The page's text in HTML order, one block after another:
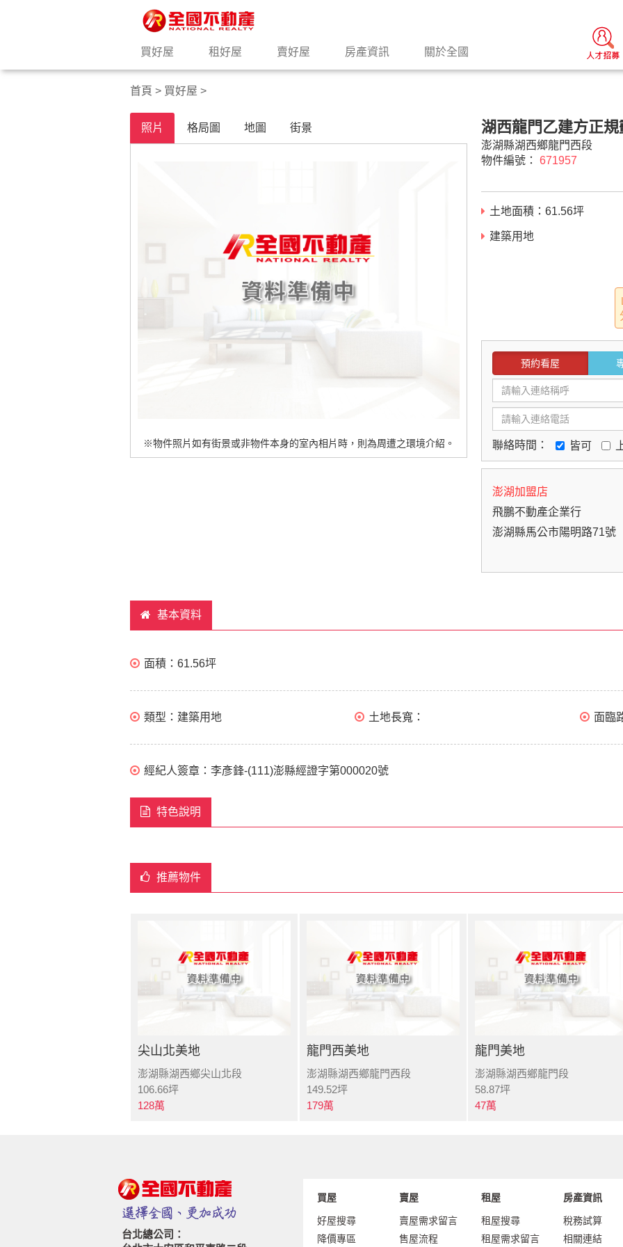
買好屋 租好屋 賣好屋 房產資訊 關於全國
首頁 > 買好屋 >
照片 格局圖 地圖 街景
※物件照片如有街景或非物件本身的室內相片時，則為周遭之環境介紹。
湖西龍門乙建方正規
澎湖縣湖西鄉龍門西段
物件編號： 671957
土地面積： 61.56坪
建築用地
預約看屋
聯絡時間： 皆可
澎湖加盟店
飛鵬不動產企業行
澎湖縣馬公市陽明路71號
基本資料
面積： 61.56坪
類型： 建築用地 土地長寬： 面臨
經紀人簽章： 李彥鋒-(111)澎縣經證字第000020號
特色說明
推薦物件
尖山北美地
澎湖縣湖西鄉尖山北段
106.66坪
128萬
龍門西美地
澎湖縣湖西鄉龍門西段
149.52坪
179萬
龍門美地
澎湖縣湖西鄉龍門段
58.87坪
47萬
台北總公司：
買屋
好屋搜尋
降價專區
賣屋
賣屋需求留言
售屋流程
租屋
租屋搜尋
租屋需求留言
房產資訊
稅務試算
相關連結